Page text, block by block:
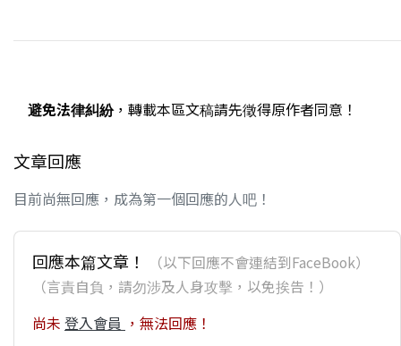
避免法律糾紛，轉載本區文稿請先徵得原作者同意！
文章回應
目前尚無回應，成為第一個回應的人吧！
回應本篇文章！
（以下回應不會連結到FaceBook）
（言責自負，請勿涉及人身攻擊，以免挨告！）
尚未 登入會員 ，無法回應！